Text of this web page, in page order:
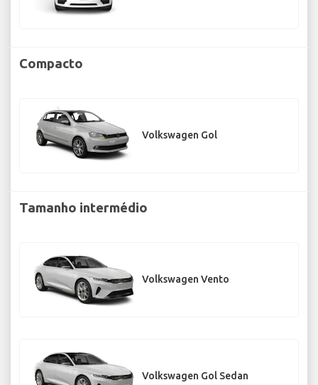
Compacto
Volkswagen Gol
Tamanho intermédio
Volkswagen Vento
Volkswagen Gol Sedan